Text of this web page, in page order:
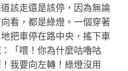
該走還是該停，因為無論
看，都是綠燈。一個穿著
把車停在路中央，搖下車
「喂！你為什麼咕嚕咕
我要向左轉！綠燈沒用